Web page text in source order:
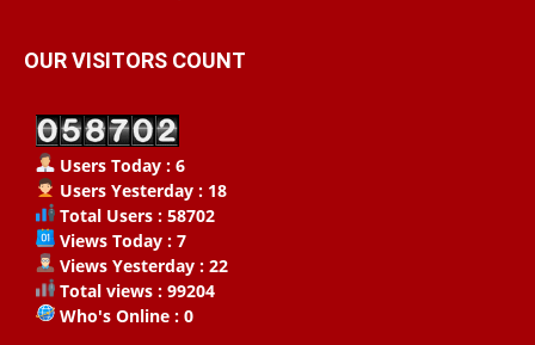
OUR VISITORS COUNT
Users Today : 6
Users Yesterday : 18
Total Users : 58702
Views Today : 7
Views Yesterday : 22
Total views : 99204
Who's Online : 0